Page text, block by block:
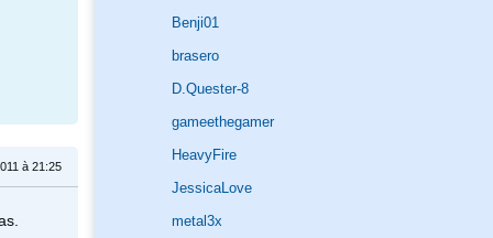
Benji01
brasero
D.Quester-8
gameethegamer
HeavyFire
JessicaLove
metal3x
à 21:25